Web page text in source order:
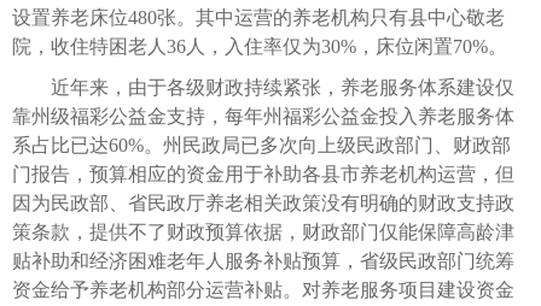
设置养老床位480张。其中运营的养老机构只有县中心敬老
院，收住特困老人36人，入住率仅为30%，床位闲置70%。
近年来，由于各级财政持续紧张，养老服务体系建设仅
靠州级福彩公益金支持，每年州福彩公益金投入养老服务体
系占比已达60%。州民政局已多次向上级民政部门、财政部
门报告，预算相应的资金用于补助各县市养老机构运营，但
因为民政部、省民政厅养老相关政策没有明确的财政支持政
策条款，提供不了财政预算依据，财政部门仅能保障高龄津
贴补助和经济困难老年人服务补贴预算，省级民政部门统筹
资金给予养老机构部分运营补贴。对养老服务项目建设资金